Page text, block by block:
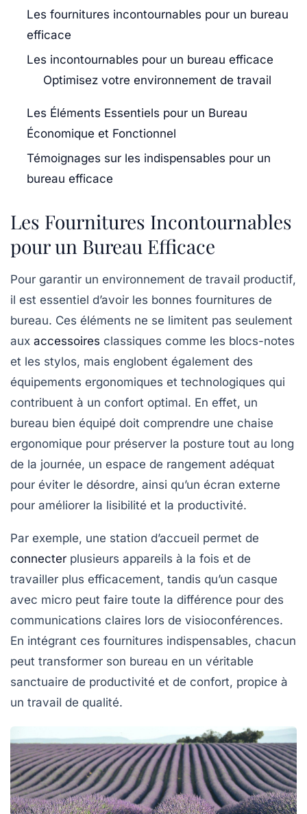
Les fournitures incontournables pour un bureau
efficace
Les incontournables pour un bureau efficace
Optimisez votre environnement de travail
Les Éléments Essentiels pour un Bureau
Économique et Fonctionnel
Témoignages sur les indispensables pour un
bureau efficace
Les Fournitures Incontournables
pour un Bureau Efficace
Pour garantir un environnement de travail productif,
il est essentiel d’avoir les bonnes fournitures de
bureau. Ces éléments ne se limitent pas seulement
aux accessoires classiques comme les blocs-notes
et les stylos, mais englobent également des
équipements ergonomiques et technologiques qui
contribuent à un confort optimal. En effet, un
bureau bien équipé doit comprendre une chaise
ergonomique pour préserver la posture tout au long
de la journée, un espace de rangement adéquat
pour éviter le désordre, ainsi qu’un écran externe
pour améliorer la lisibilité et la productivité.
Par exemple, une station d’accueil permet de
connecter plusieurs appareils à la fois et de
travailler plus efficacement, tandis qu’un casque
avec micro peut faire toute la différence pour des
communications claires lors de visioconférences.
En intégrant ces fournitures indispensables, chacun
peut transformer son bureau en un véritable
sanctuaire de productivité et de confort, propice à
un travail de qualité.